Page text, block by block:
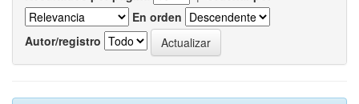
En orden
Autor/registro